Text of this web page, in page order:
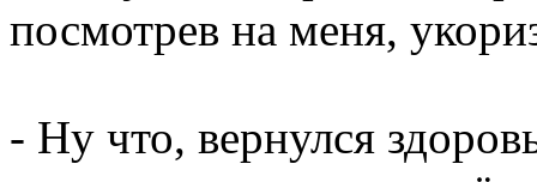
посмотрев на меня,
- Ну что, вернулся